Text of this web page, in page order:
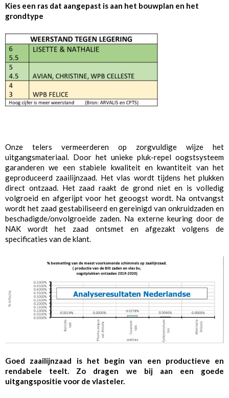
Kies een ras dat aangepast is aan het bouwplan en het
grondtype
Onze telers vermeerderen op zorgvuldige wijze het
uitgangsmateriaal. Door het unieke pluk-repel oogstsysteem
garanderen we een stabiele kwaliteit en kwantiteit van het
geproduceerd zaailijnzaad. Het vlas wordt tijdens het plukken
direct ontzaad. Het zaad raakt de grond niet en is volledig
volgroeid en afgerijpt voor het geoogst wordt. Na ontvangst
wordt het zaad gestabiliseerd en gereinigd van onkruidzaden en
beschadigde/onvolgroeide zaden. Na externe keuring door de
NAK wordt het zaad ontsmet en afgezakt volgens de
specificaties van de klant.
Goed zaailijnzaad is het begin van een productieve en
rendabele teelt. Zo dragen we bij aan een goede
uitgangspositie voor de vlasteler.